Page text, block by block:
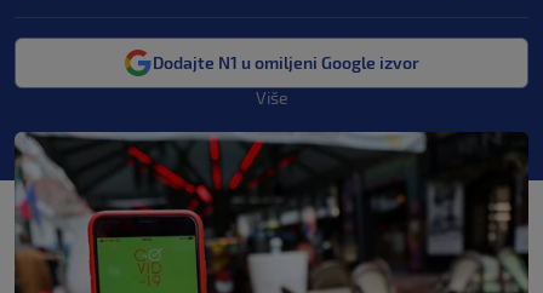
Dodajte N1 u omiljeni Google izvor
Više